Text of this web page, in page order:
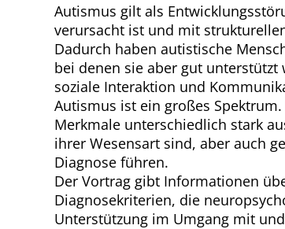
Autismus gilt als
verursacht ist und mit
Dadurch haben autistische
bei denen sie aber gut
soziale Interaktion und
Autismus ist ein großes
Merkmale unterschiedlich stark
ihrer Wesensart sind, aber auch
Diagnose führen.
Der Vortrag gibt Informationen
Diagnosekriterien, die
Unterstützung im Umgang mit